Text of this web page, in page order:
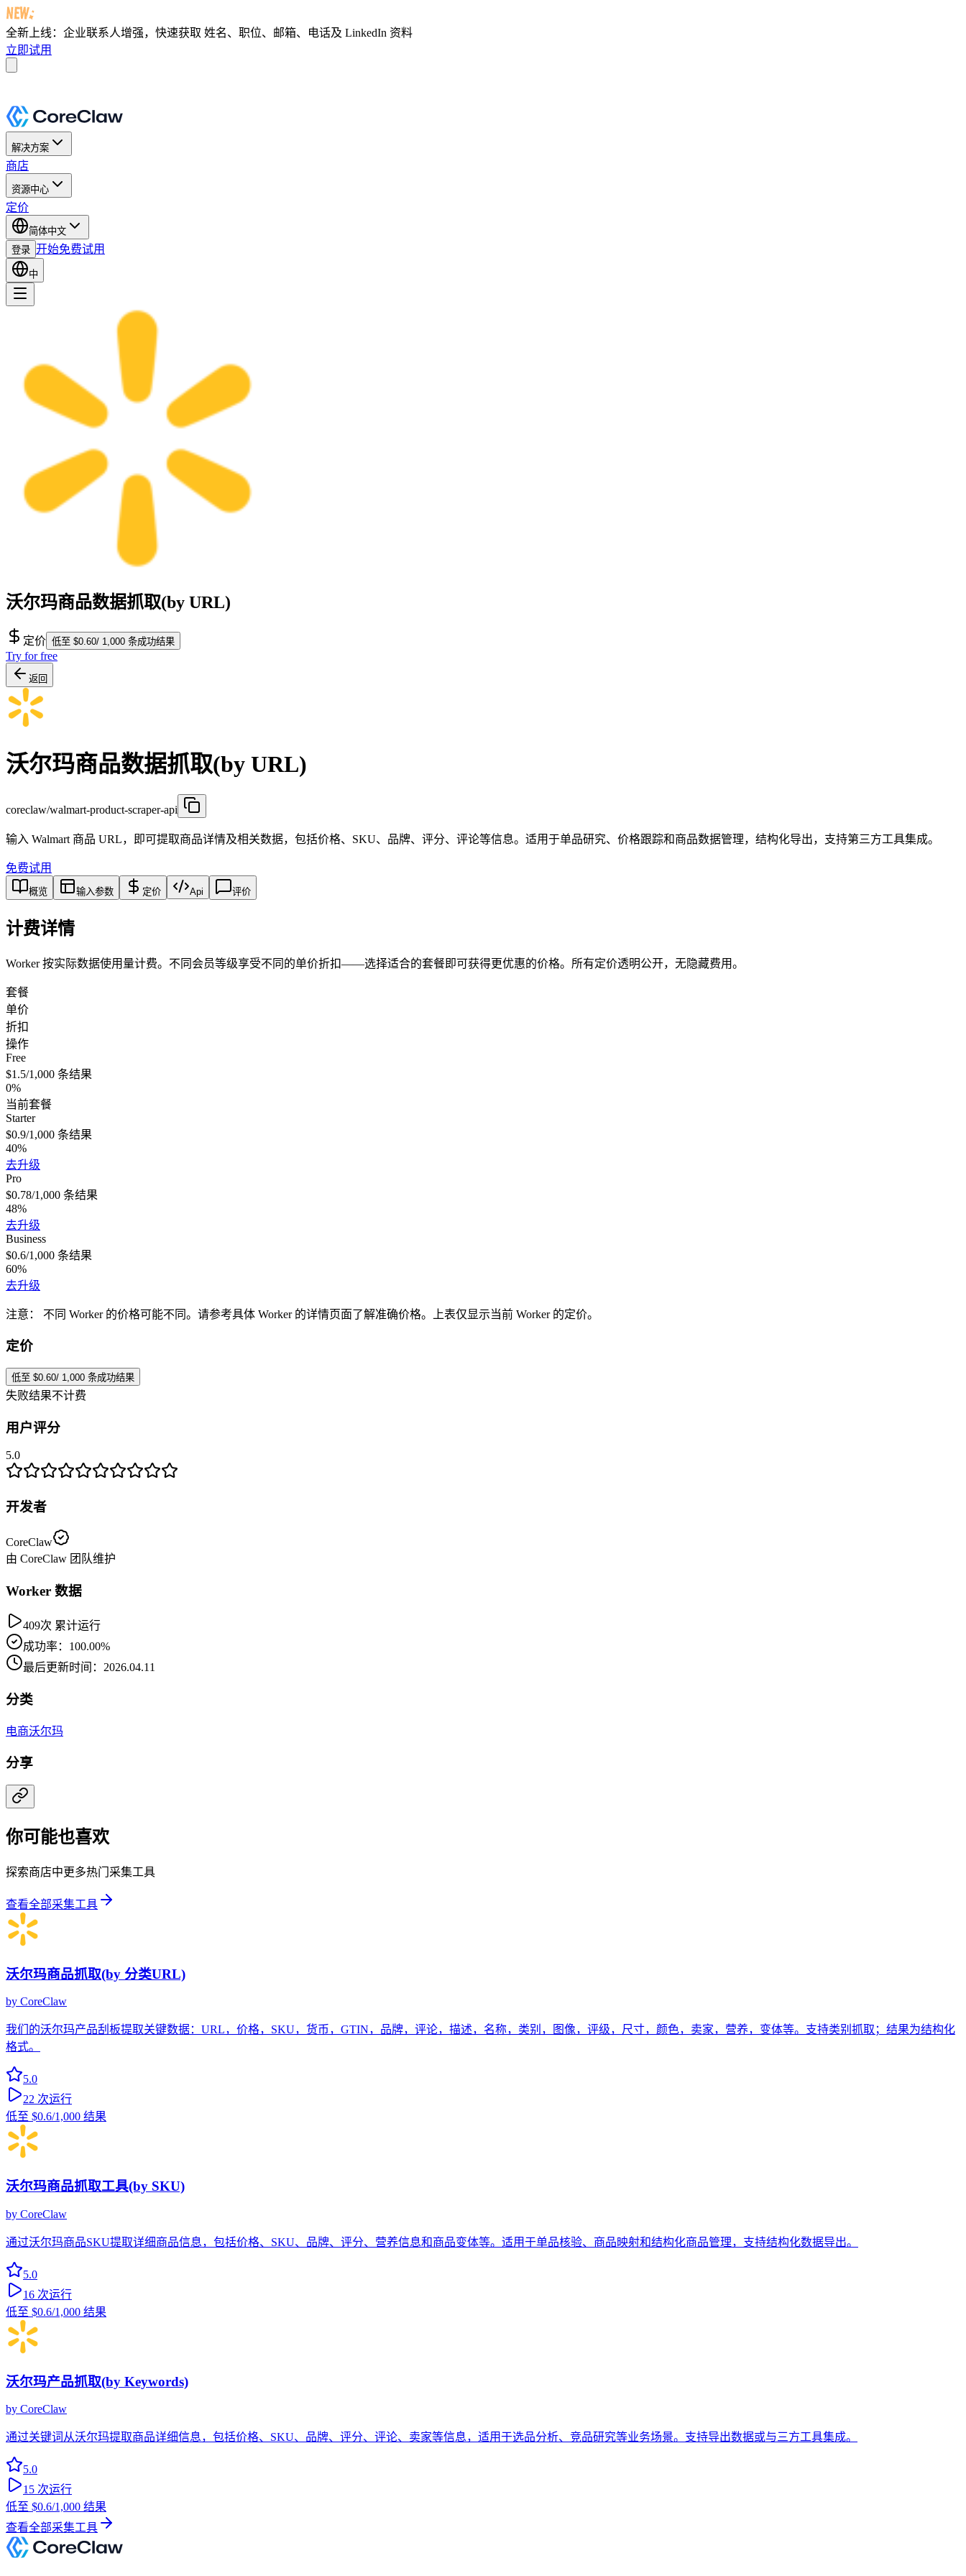
全新上线：企业联系人增强，快速获取 姓名、职位、邮箱、电话及 LinkedIn 资料
立即试用
解决方案
商店
资源中心
定价
简体中文
登录 开始免费试用
中
沃尔玛商品数据抓取(by URL)
定价 低至 $0.60/ 1,000 条成功结果
Try for free
返回
沃尔玛商品数据抓取(by URL)
coreclaw/walmart-product-scraper-api
输入 Walmart 商品 URL，即可提取商品详情及相关数据，包括价格、SKU、品牌、评分、评论等信息。适用于单品研究、价格跟踪和商品数据管理，结构化导出，支持第三方工具集成。
免费试用
概览 输入参数 定价 Api 评价
计费详情
Worker 按实际数据使用量计费。不同会员等级享受不同的单价折扣——选择适合的套餐即可获得更优惠的价格。所有定价透明公开，无隐藏费用。
套餐
单价
折扣
操作
Free
$1.5/1,000 条结果
0%
当前套餐
Starter
$0.9/1,000 条结果
40%
去升级
Pro
$0.78/1,000 条结果
48%
去升级
Business
$0.6/1,000 条结果
60%
去升级
注意： 不同 Worker 的价格可能不同。请参考具体 Worker 的详情页面了解准确价格。上表仅显示当前 Worker 的定价。
定价
低至 $0.60/ 1,000 条成功结果
失败结果不计费
用户评分
5.0
开发者
CoreClaw
由 CoreClaw 团队维护
Worker 数据
409次 累计运行
成功率：100.00%
最后更新时间：2026.04.11
分类
电商沃尔玛
分享
你可能也喜欢
探索商店中更多热门采集工具
查看全部采集工具
沃尔玛商品抓取(by 分类URL)
by CoreClaw
我们的沃尔玛产品刮板提取关键数据：URL，价格，SKU，货币，GTIN，品牌，评论，描述，名称，类别，图像，评级，尺寸，颜色，卖家，营养，变体等。支持类别抓取；结果为结构化
格式。
5.0
22 次运行
低至 $0.6/1,000 结果
沃尔玛商品抓取工具(by SKU)
by CoreClaw
通过沃尔玛商品SKU提取详细商品信息，包括价格、SKU、品牌、评分、营养信息和商品变体等。适用于单品核验、商品映射和结构化商品管理，支持结构化数据导出。
5.0
16 次运行
低至 $0.6/1,000 结果
沃尔玛产品抓取(by Keywords)
by CoreClaw
通过关键词从沃尔玛提取商品详细信息，包括价格、SKU、品牌、评分、评论、卖家等信息，适用于选品分析、竞品研究等业务场景。支持导出数据或与三方工具集成。
5.0
15 次运行
低至 $0.6/1,000 结果
查看全部采集工具